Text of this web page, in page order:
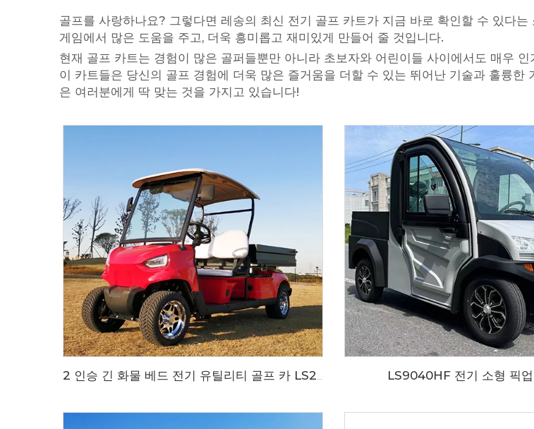
골프를 사랑하나요? 그렇다면 레송의 최신 전기 골프 카트가 지금 바로 확인할 수 있다
게임에서 많은 도움을 주고, 더욱 흥미롭고 재미있게 만들어 줄 것입니다.
현재 골프 카트는 경험이 많은 골퍼들뿐만 아니라 초보자와 어린이들 사이에서도 매우
이 카트들은 당신의 골프 경험에 더욱 많은 즐거움을 더할 수 있는 뛰어난 기술과 훌륭
은 여러분에게 딱 맞는 것을 가지고 있습니다!
LS9040HF 전기 소형 픽